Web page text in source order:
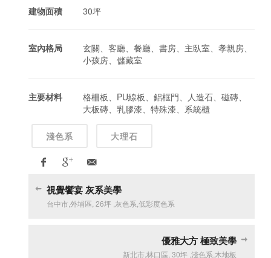
建物面積 30坪
室內格局
玄關、客廳、餐廳、書房、主臥室、孝親房、
小孩房、儲藏室
主要材料
格柵板、PU線板、鋁框門、人造石、磁磚、
大板磚、乳膠漆、特殊漆、系統櫃
淺色系 大理石
視覺饗宴 灰系美學
台中市,外埔區 ,26坪 灰色系 ,低彩度色系
優雅大方 極致美學
新北市,林口區 30坪, 淺色系 木地板